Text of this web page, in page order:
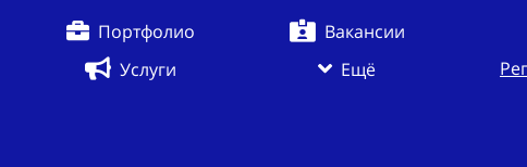
Портфолио
Вакансии
Услуги
Ещё